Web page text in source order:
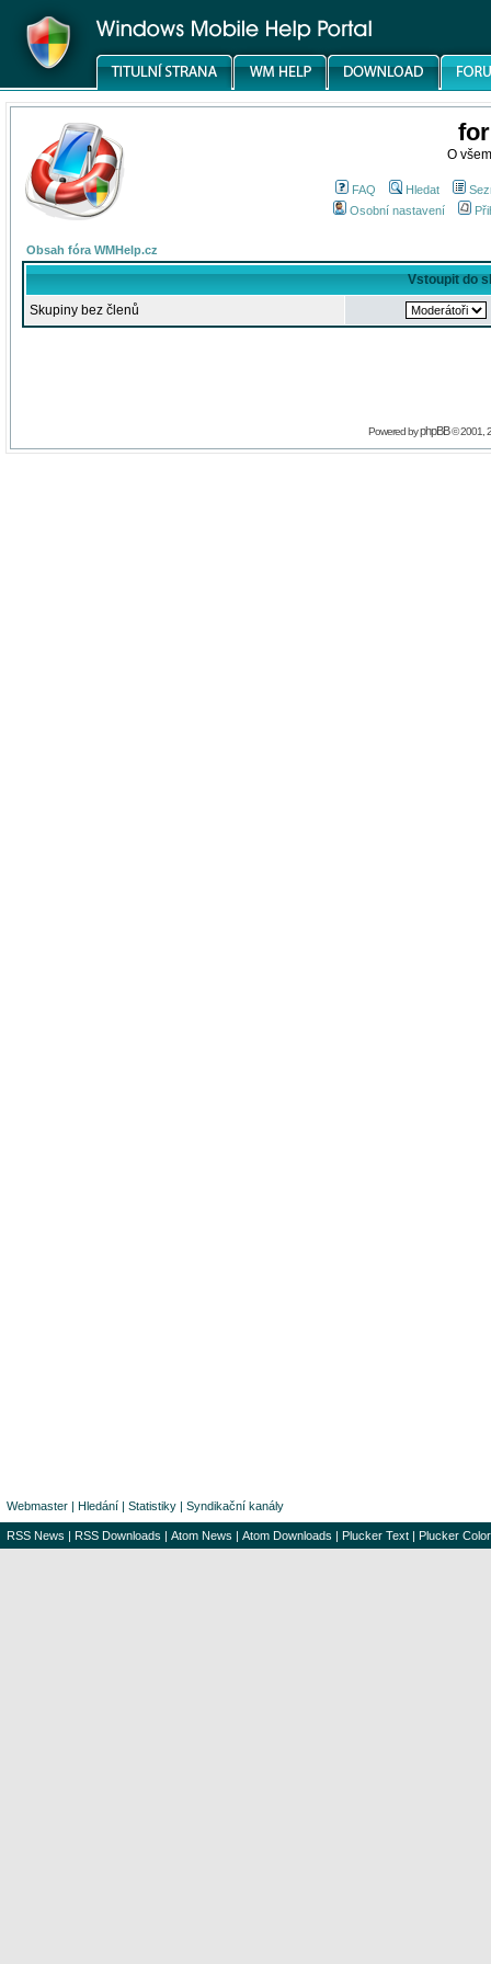
O
FAQ Hledat
Osobní nastavení
Obsah fóra WMHelp.cz
Vstoupit do
Skupiny bez členů
Powered byphpBB© 2001,
Webmaster | Hledání | Statistiky | Syndikační kanály
RSS News | RSS Downloads | Atom News | Atom Downloads | Plucker Text | Plucker Color